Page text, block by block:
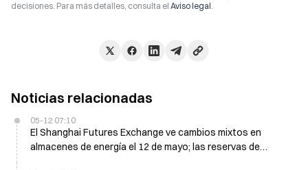
decisiones. Para más detalles, consulta el Aviso legal.
Noticias relacionadas
05-12 07:10
El Shanghai Futures Exchange ve cambios mixtos en
almacenes de energía el 12 de mayo; las reservas de